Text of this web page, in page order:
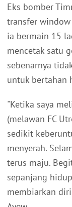
Eks bomber
transfer window
ia bermain 15
mencetak satu
sebenarnya
untuk bertahan
"Ketika saya
(melawan FC
sedikit
menyerah.
terus maju.
sepanjang
membiarkan